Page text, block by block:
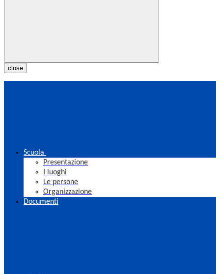
close
Scuola
Presentazione
I luoghi
Le persone
Organizzazione
Documenti